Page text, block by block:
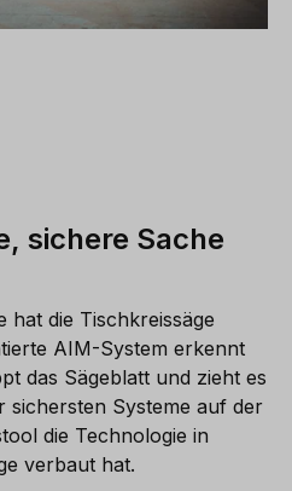
sichere Sache
hat die Tischkreissäge
AIM-System erkennt
das Sägeblatt und zieht es
sichersten Systeme auf der
die Technologie in
verbaut hat.